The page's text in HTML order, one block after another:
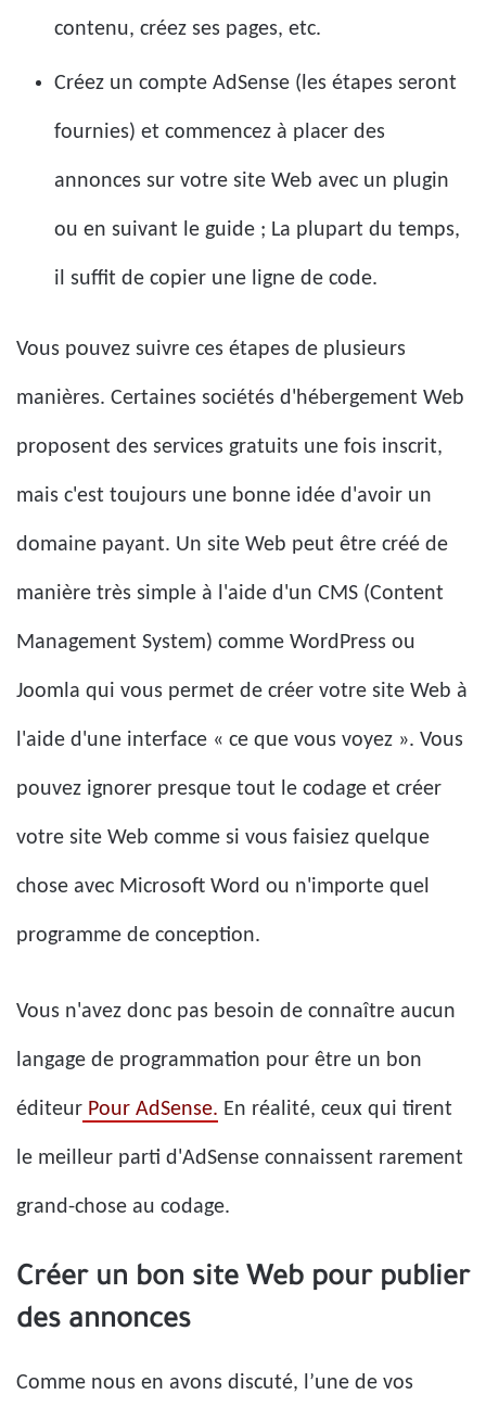
contenu, créez ses pages, etc.
Créez un compte AdSense (les étapes seront
fournies) et commencez à placer des
annonces sur votre site Web avec un plugin
ou en suivant le guide ; La plupart du temps,
il suffit de copier une ligne de code.
Vous pouvez suivre ces étapes de plusieurs
manières. Certaines sociétés d'hébergement Web
proposent des services gratuits une fois inscrit,
mais c'est toujours une bonne idée d'avoir un
domaine payant. Un site Web peut être créé de
manière très simple à l'aide d'un CMS (Content
Management System) comme WordPress ou
Joomla qui vous permet de créer votre site Web à
l'aide d'une interface « ce que vous voyez ». Vous
pouvez ignorer presque tout le codage et créer
votre site Web comme si vous faisiez quelque
chose avec Microsoft Word ou n'importe quel
programme de conception.
Vous n'avez donc pas besoin de connaître aucun
langage de programmation pour être un bon
éditeur Pour AdSense. En réalité, ceux qui tirent
le meilleur parti d'AdSense connaissent rarement
grand-chose au codage.
Créer un bon site Web pour publier
des annonces
Comme nous en avons discuté, l’une de vos